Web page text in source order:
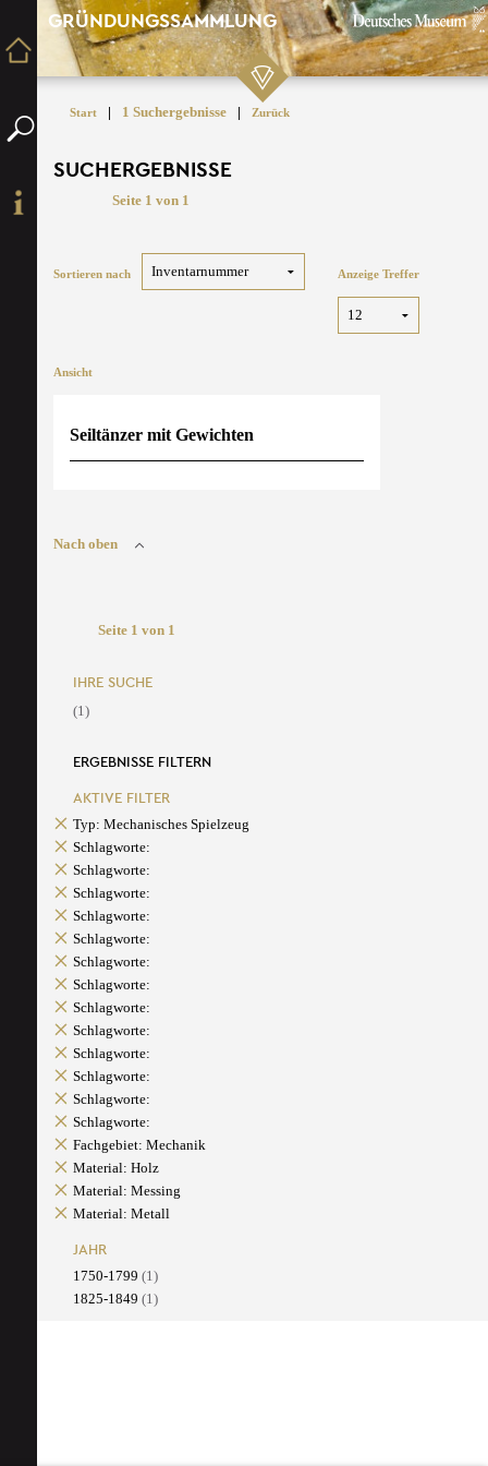
GRÜNDUNGSSAMMLUNG
Start | 1 Suchergebnisse | Zurück
SUCHERGEBNISSE
Seite 1 von 1
Sortieren nach Anzeige Treffer
Ansicht
Seiltänzer mit Gewichten
Nach oben
Seite 1 von 1
IHRE SUCHE
(1)
ERGEBNISSE FILTERN
AKTIVE FILTER
Typ: Mechanisches Spielzeug
Schlagworte:
Schlagworte:
Schlagworte:
Schlagworte:
Schlagworte:
Schlagworte:
Schlagworte:
Schlagworte:
Schlagworte:
Schlagworte:
Schlagworte:
Schlagworte:
Schlagworte:
Fachgebiet: Mechanik
Material: Holz
Material: Messing
Material: Metall
JAHR
1750-1799 (1)
1825-1849 (1)